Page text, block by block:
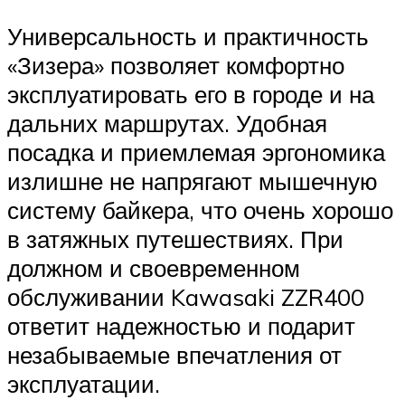
Универсальность и практичность
«Зизера» позволяет комфортно
эксплуатировать его в городе и на
дальних маршрутах. Удобная
посадка и приемлемая эргономика
излишне не напрягают мышечную
систему байкера, что очень хорошо
в затяжных путешествиях. При
должном и своевременном
обслуживании Kawasaki ZZR400
ответит надежностью и подарит
незабываемые впечатления от
эксплуатации.